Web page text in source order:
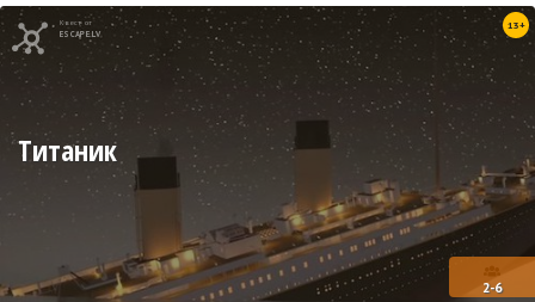
Квест от
ESCAPE.LV
13+
2-6
Титаник